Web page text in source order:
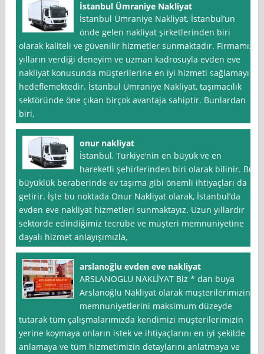
İstanbul Ümraniye Nakliyat
İstanbul Ümraniye Nakliyat, İstanbul’un
önde gelen nakliyat şirketlerinden biri
olarak kaliteli ve güvenilir hizmetler sunmaktadır. Firmamız,
yılların verdiği deneyim ve uzman kadrosuyla evden eve
nakliyat konusunda müşterilerine en iyi hizmeti sağlamayı
hedeflemektedir. İstanbul Ümraniye Nakliyat, taşımacılık
sektöründe öne çıkan birçok avantaja sahiptir. Bunlardan
biri,
onur nakliyat
İstanbul, Türkiye’nin en büyük ve en
hareketli şehirlerinden biri olarak bilinir. Bu
büyüklük beraberinde ev taşıma gibi önemli ihtiyaçları da
getirir. İşte bu noktada Onur Nakliyat olarak, İstanbul’da
evden eve nakliyat hizmetleri sunmaktayız. Uzun yıllardır
sektörde edindiğimiz tecrübe ve müşteri memnuniyetine
dayalı hizmet anlayışımızla,
arslanoğlu evden eve nakliyat
ARSLANOGLU NAKLİYAT Biz * dan buya
Arslanoğlu Nakliyat olarak müşterilerimizin
memnuniyetlerini maksimum düzeyde
tutarak tüm çalışmalarımızda kendimizi müşterilerimizin
yerine koymaya onların istek ve ihtiyaçlarını en iyi şekilde
anlamaya ve tüm hizmetimizin detaylarını anlatmaya ve